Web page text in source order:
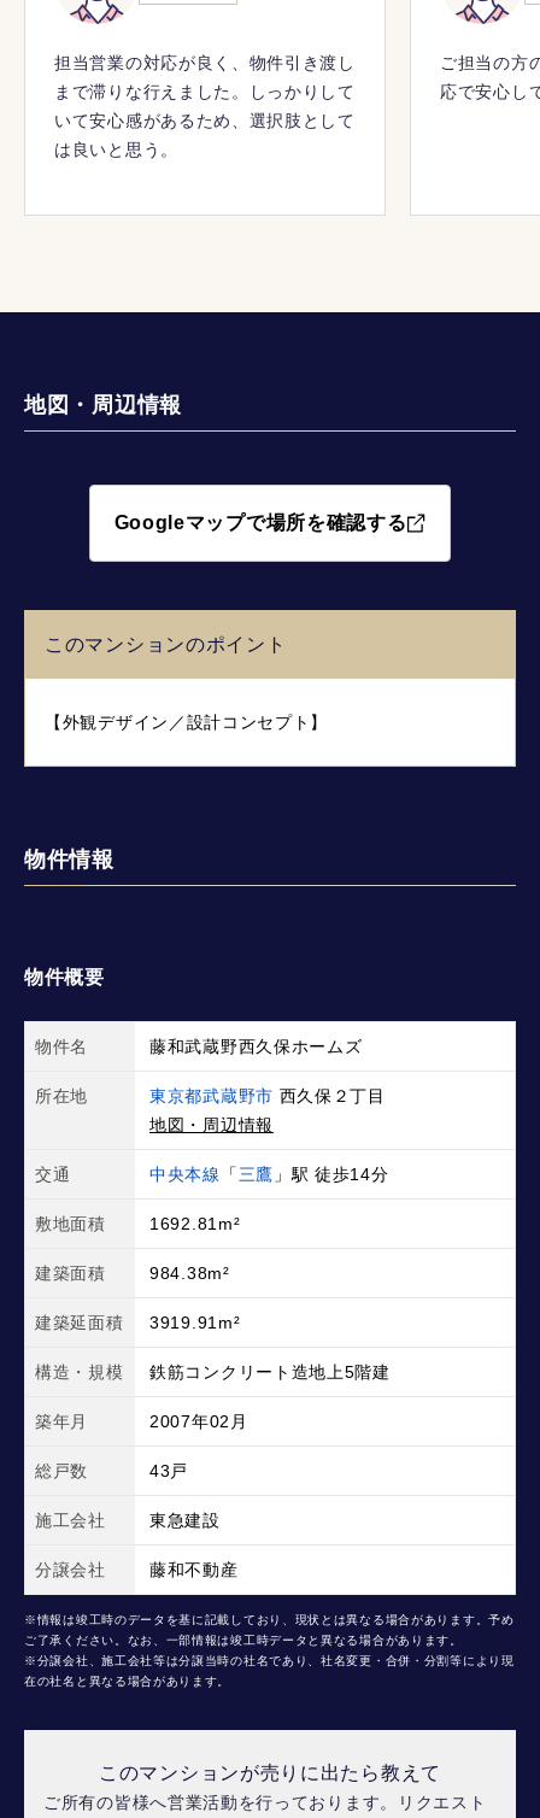
担当営業の対応が良く、物件引き渡し
まで滞りな行えました。しっかりして
いて安心感があるため、選択肢として
は良いと思う。
ご担当の方
応で安心し
地図・周辺情報
Googleマップで場所を確認する
このマンションのポイント
【外観デザイン／設計コンセプト】
物件情報
物件概要
物件名 藤和武蔵野西久保ホームズ
所在地 東京都武蔵野市 西久保２丁目
地図・周辺情報
交通 中央本線 「三鷹 」駅 徒歩14分
敷地面積 1692.81m²
建築面積 984.38m²
建築延面積 3919.91m²
構造・規模 鉄筋コンクリート造地上5階建
築年月 2007年02月
総戸数 43戸
施工会社 東急建設
分譲会社 藤和不動産
※情報は竣工時のデータを基に記載しており、現状とは異なる場合があります。予め
ご了承ください。なお、一部情報は竣工時データと異なる場合があります。
※分譲会社、施工会社等は分譲当時の社名であり、社名変更・合併・分割等により現
在の社名と異なる場合があります。
このマンションが売りに出たら教えて
ご所有の皆様へ営業活動を行っております。リクエスト